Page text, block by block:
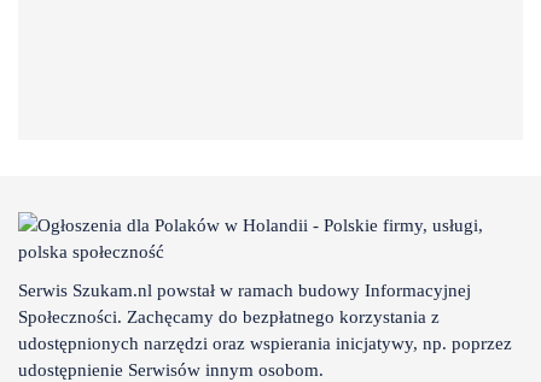
Serwis Szukam.nl powstał w ramach budowy Informacyjnej
Społeczności. Zachęcamy do bezpłatnego korzystania z
udostępnionych narzędzi oraz wspierania inicjatywy, np. poprzez
udostępnienie Serwisów innym osobom.